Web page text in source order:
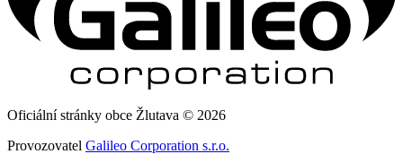
Oficiální stránky obce Žlutava © 2026
Provozovatel Galileo Corporation s.r.o.